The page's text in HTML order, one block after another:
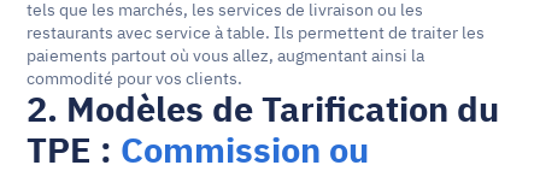
tels que les marchés, les services de livraison ou les
restaurants avec service à table. Ils permettent de traiter les
paiements partout où vous allez, augmentant ainsi la
commodité pour vos clients.
2. Modèles de Tarification du
TPE : Commission ou